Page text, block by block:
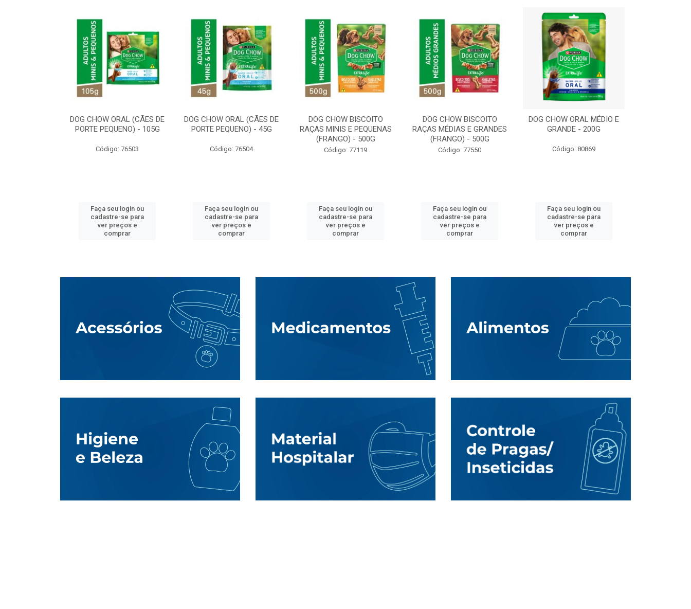
DOG CHOW ORAL (CÃES DE
PORTE PEQUENO) - 105G
Código: 76503
Faça seu login ou
cadastre-se para
ver preços e
comprar
DOG CHOW ORAL (CÃES DE
PORTE PEQUENO) - 45G
Código: 76504
Faça seu login ou
cadastre-se para
ver preços e
comprar
DOG CHOW BISCOITO
RAÇAS MINIS E PEQUENAS
(FRANGO) - 500G
Código: 77119
Faça seu login ou
cadastre-se para
ver preços e
comprar
DOG CHOW BISCOITO
RAÇAS MÉDIAS E GRANDES
(FRANGO) - 500G
Código: 77550
Faça seu login ou
cadastre-se para
ver preços e
comprar
DOG CHOW ORAL MÉDIO E
GRANDE - 200G
Código: 80869
Faça seu login ou
cadastre-se para
ver preços e
comprar